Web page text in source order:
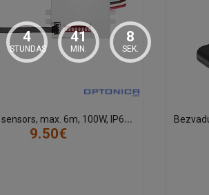
K
ustības sensors, max. 6m, 100W, IP65 - SE7309 - 3800156673090
9.50€
4
STUNDAS
41
MIN.
7
SEK.